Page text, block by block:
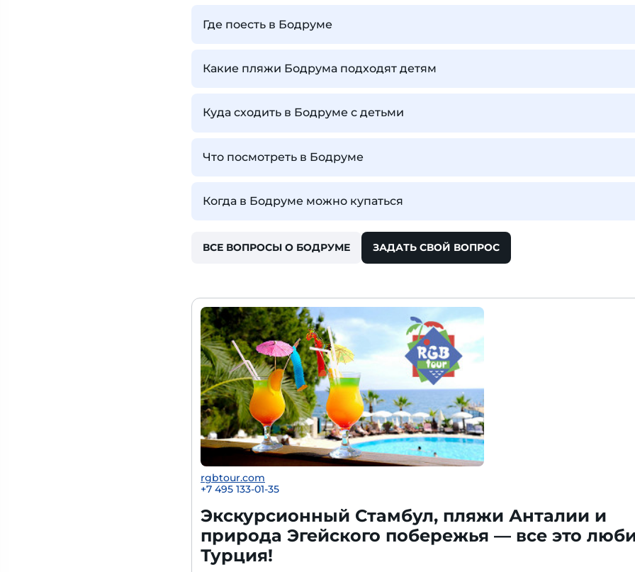
Где поесть в Бодруме
Какие пляжи Бодрума подходят детям
Куда сходить в Бодруме с детьми
Что посмотреть в Бодруме
Когда в Бодруме можно купаться
ВСЕ ВОПРОСЫ О БОДРУМЕ ЗАДАТЬ СВОЙ ВОПРОС
rgbtour.com
+7 495 133-01-35
Экскурсионный Стамбул, пляжи Анталии и
природа Эгейского побережья — все это
Турция!